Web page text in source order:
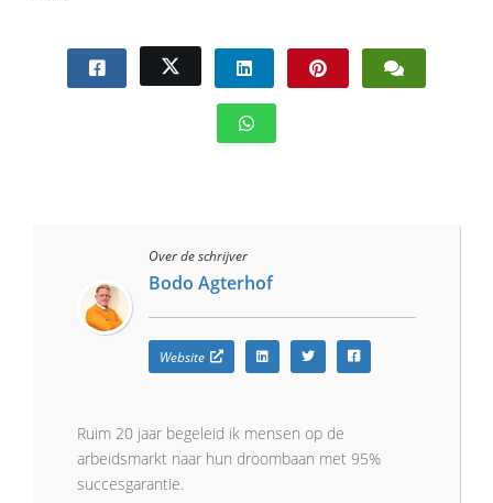
Over de schrijver
Bodo Agterhof
Website
Ruim 20 jaar begeleid ik mensen op de
arbeidsmarkt naar hun droombaan met 95%
succesgarantie.